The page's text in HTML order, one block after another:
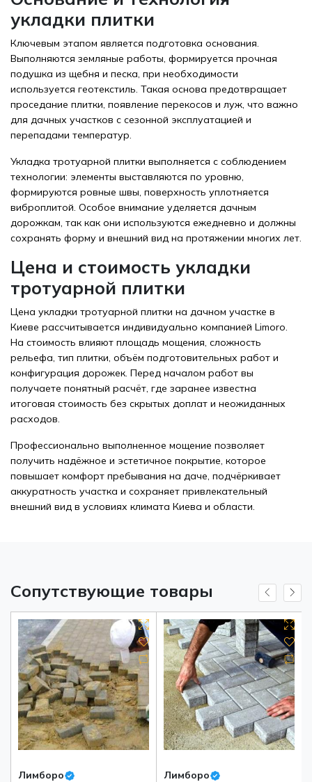
укладки плитки
Ключевым этапом является подготовка основания.
Выполняются земляные работы, формируется прочная
подушка из щебня и песка, при необходимости
используется геотекстиль. Такая основа предотвращает
проседание плитки, появление перекосов и луж, что важно
для дачных участков с сезонной эксплуатацией и
перепадами температур.
Укладка тротуарной плитки выполняется с соблюдением
технологии: элементы выставляются по уровню,
формируются ровные швы, поверхность уплотняется
виброплитой. Особое внимание уделяется дачным
дорожкам, так как они используются ежедневно и должны
сохранять форму и внешний вид на протяжении многих лет.
Цена и стоимость укладки
тротуарной плитки
Цена укладки тротуарной плитки на дачном участке в
Киеве рассчитывается индивидуально компанией Limoro.
На стоимость влияют площадь мощения, сложность
рельефа, тип плитки, объём подготовительных работ и
конфигурация дорожек. Перед началом работ вы
получаете понятный расчёт, где заранее известна
итоговая стоимость без скрытых доплат и неожиданных
расходов.
Профессионально выполненное мощение позволяет
получить надёжное и эстетичное покрытие, которое
повышает комфорт пребывания на даче, подчёркивает
аккуратность участка и сохраняет привлекательный
внешний вид в условиях климата Киева и области.
Сопутствующие товары
Лимборо
Лимборо